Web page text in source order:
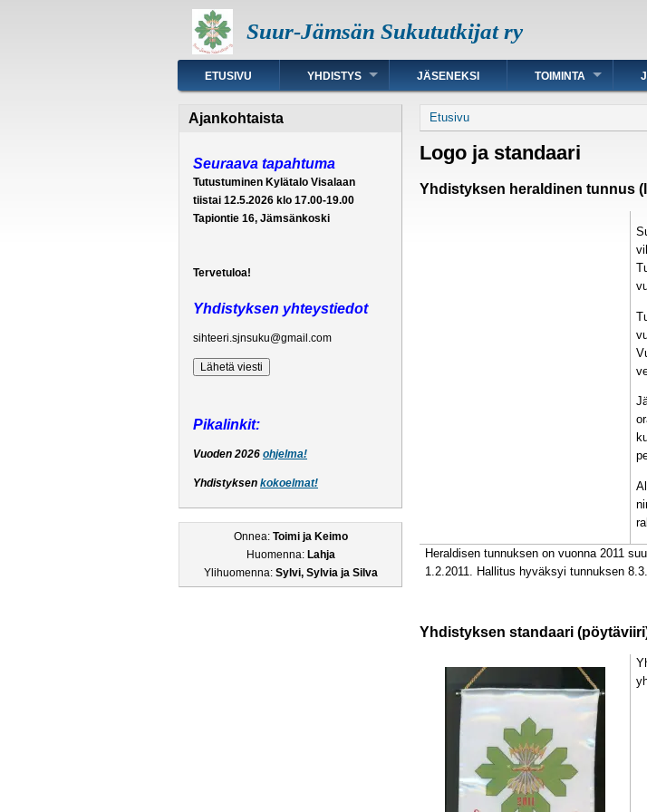
Suur-Jämsän Sukututkijat ry
Päävalikko
ETUSIVU YHDISTYS JÄSENEKSI TOIMINTA
Murupolku
Etusivu
Logo ja standaari
Yhdistyksen heraldinen tunnus
Heraldisen tunnuksen on vuonna 2011
1.2.2011. Hallitus hyväksyi tunnuksen
Yhdistyksen standaari
Ajankohtaista
Seuraava tapahtuma
Tutustuminen Kylätalo Visalaan
tiistai 12.5.2026 klo 17.00-19.00
Tapiontie 16, Jämsänkoski
Tervetuloa!
Yhdistyksen yhteystiedot
sihteeri.sjnsuku@gmail.com
Pikalinkit:
Vuoden 2026 ohjelma!
Yhdistyksen kokoelmat!
Onnea: Toimi ja Keimo
Huomenna: Lahja
Ylihuomenna: Sylvi, Sylvia ja Silva